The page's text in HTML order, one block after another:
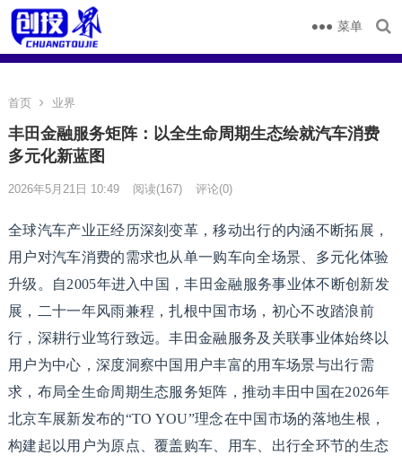
菜单
首页 业界
丰田金融服务矩阵：以全生命周期生态绘就汽车消费
多元化新蓝图
2026年5月21日 10:49 阅读(167) 评论(0)
全球汽车产业正经历深刻变革，移动出行的内涵不断拓展，
用户对汽车消费的需求也从单一购车向全场景、多元化体验
升级。自2005年进入中国，丰田金融服务事业体不断创新发
展，二十一年风雨兼程，扎根中国市场，初心不改踏浪前
行，深耕行业笃行致远。丰田金融服务及关联事业体始终以
用户为中心，深度洞察中国用户丰富的用车场景与出行需
求，布局全生命周期生态服务矩阵，推动丰田中国在2026年
北京车展新发布的“TO YOU”理念在中国市场的落地生根，
构建起以用户为原点、覆盖购车、用车、出行全环节的生态